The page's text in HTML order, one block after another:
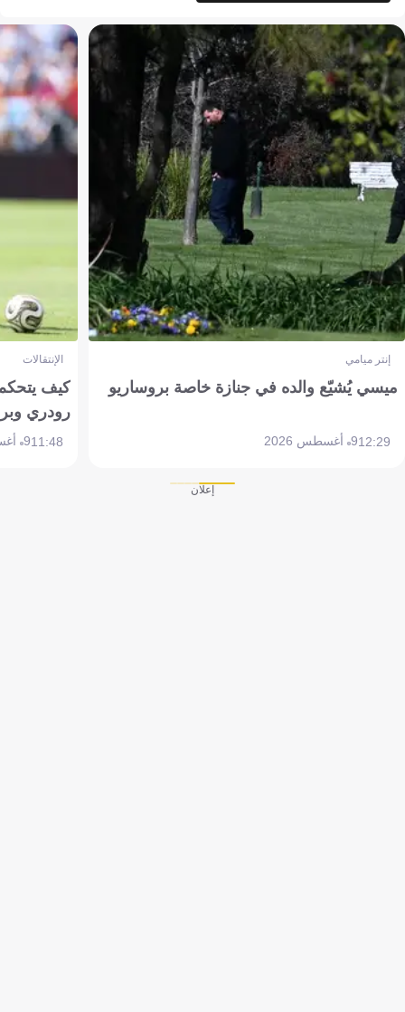
إنتر ميامي
ميسي يُشيّع والده في جنازة خاصة بروساريو
12:299 أغسطس 2026
الإنتقالات
كيف
رودري
11:489 أغسطس 2026
إعلان